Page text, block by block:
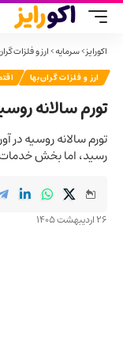
اکورایز>سرمایه>ارز و فلزات
ارز و فلزات گران‌بها
تورم سالانه روسیه در
رسید، اما بخش خدمات
26 اردیبهشت 1405